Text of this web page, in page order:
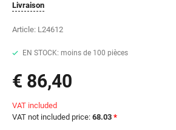
Livraison
Article: L24612
EN STOCK: moins de 100 pièces
€ 86,40
VAT included
VAT not included price: 68.03 *